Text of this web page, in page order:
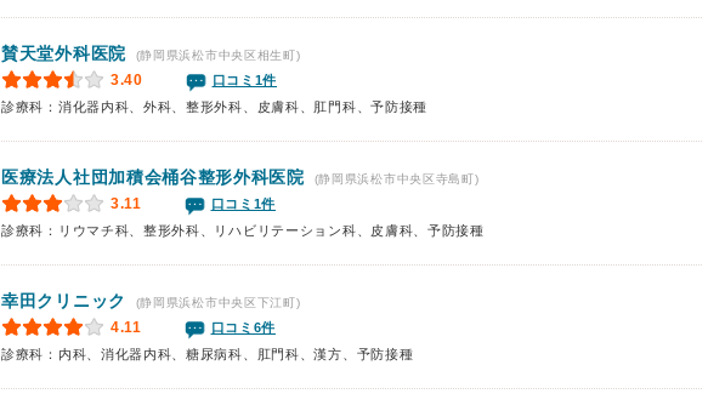
賛天堂外科医院 (静岡県浜松市中央区相生町)
3.40
口コミ1件
診療科：消化器内科、外科、整形外科、皮膚科、肛門科、予防接種
医療法人社団加積会桶谷整形外科医院 (静岡県浜松市中央区寺島町)
3.11
口コミ1件
診療科：リウマチ科、整形外科、リハビリテーション科、皮膚科、予防接種
幸田クリニック (静岡県浜松市中央区下江町)
4.11
口コミ6件
診療科：内科、消化器内科、糖尿病科、肛門科、漢方、予防接種